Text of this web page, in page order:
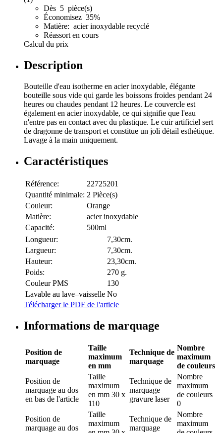
Dès 5 pièce(s)
Économisez 35%
Matière: acier inoxydable recyclé
Réassort en cours
Calcul du prix
Description
Bouteille d'eau isotherme en acier inoxydable, élégante
bouteille sous vide qui garde les boissons froides pendant 24
heures ou chaudes pendant 12 heures. Le couvercle est
également en acier inoxydable, ce qui signifie que l'eau
n'entre pas en contact avec du plastique. Le cuir artificiel sert
de dragonne de transport et constitue un joli détail esthétique.
Lavage à la main uniquement.
Caractéristiques
Référence:
22725201
Quantité minimale: 2 Pièce(s)
Couleur:
Orange
Matière:
acier inoxydable
Capacité:
500ml
Longueur:
7,30cm.
Largueur:
7,30cm.
Hauteur:
23,30cm.
Poids:
270 g.
Couleur PMS
130
Lavable au lave–vaisselle No
Télécharger le PDF de l'article
Informations de marquage
Position de
marquage
Taille
maximum
en mm
Technique de
marquage
Nombre
maximum
de couleurs
Position de
marquage au dos
en bas de l'article
Taille
maximum
en mm 30 x
110
Technique de
marquage
gravure laser
Nombre
maximum
de couleurs
0
Position de
marquage au dos
Taille
maximum
Technique de
marquage
Nombre
maximum